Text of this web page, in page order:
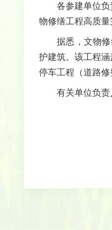
各参建单位
物修缮工程高质量
据悉，文物
护建筑。该工程
停车工程（道路
有关单位负责